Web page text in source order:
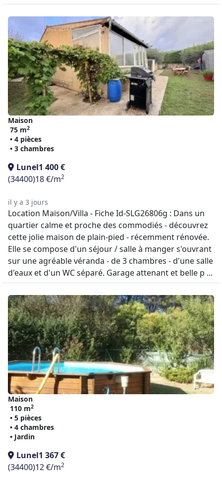
Maison
75 m2
• 4 pièces
• 3 chambres
Lunel1 400 €
(34400)18 €/m2
il y a 3 jours
Location Maison/Villa - Fiche Id-SLG26806g : Dans un
quartier calme et proche des commodiés - découvrez
cette jolie maison de plain-pied - récemment rénovée.
Elle se compose d'un séjour / salle à manger s'ouvrant
sur une agréable véranda - de 3 chambres - d'une salle
d'eaux et d'un WC séparé. Garage attenant et belle p ...
Maison
110 m2
• 5 pièces
• 4 chambres
• Jardin
Lunel1 367 €
(34400)12 €/m2